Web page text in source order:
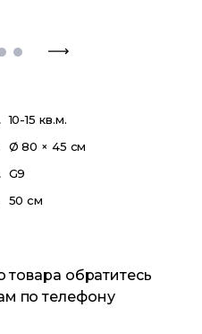
10-15 кв.м.
Ø 80 × 45 см
G9
50 см
товара обратитесь
по телефону